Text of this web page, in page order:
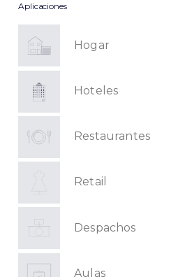
Aplicaciones
Hogar
Hoteles
Restaurantes
Retail
Despachos
Aulas